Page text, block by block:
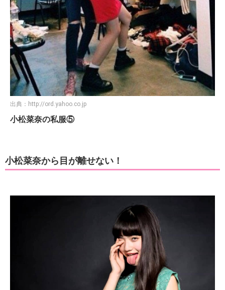
出典： http://ord.yahoo.co.jp
小松菜奈の私服⑤
小松菜奈から目が離せない！